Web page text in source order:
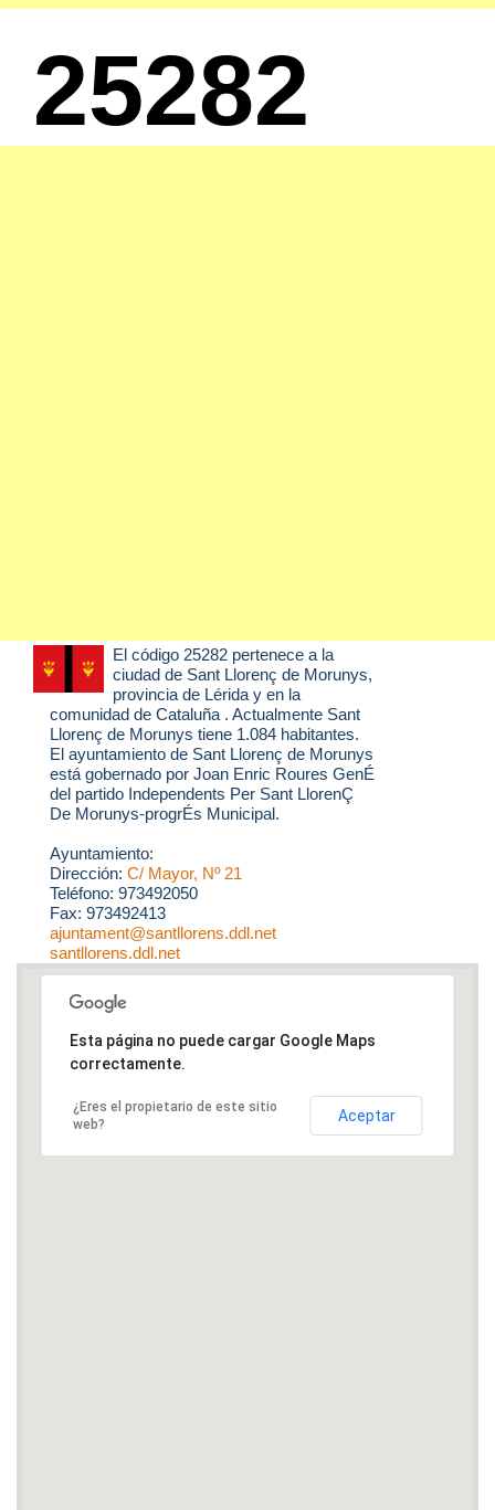
25282
El código 25282 pertenece a la
ciudad de Sant Llorenç de Morunys,
provincia de Lérida y en la
comunidad de Cataluña . Actualmente Sant
Llorenç de Morunys tiene 1.084 habitantes.
El ayuntamiento de Sant Llorenç de Morunys
está gobernado por Joan Enric Roures GenÉ
del partido Independents Per Sant LlorenÇ
De Morunys-progrÉs Municipal.
Ayuntamiento:
Dirección: C/ Mayor, Nº 21
Teléfono: 973492050
Fax: 973492413
ajuntament@santllorens.ddl.net
santllorens.ddl.net
Esta página no puede cargar Google Maps
correctamente.
¿Eres el propietario de este sitio
web?
Aceptar